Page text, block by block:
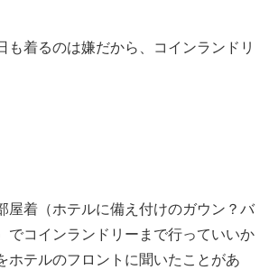
も着るのは嫌だから、コインランドリ
屋着（ホテルに備え付けのガウン？バ
でコインランドリーまで行っていいか
ホテルのフロントに聞いたことがあ